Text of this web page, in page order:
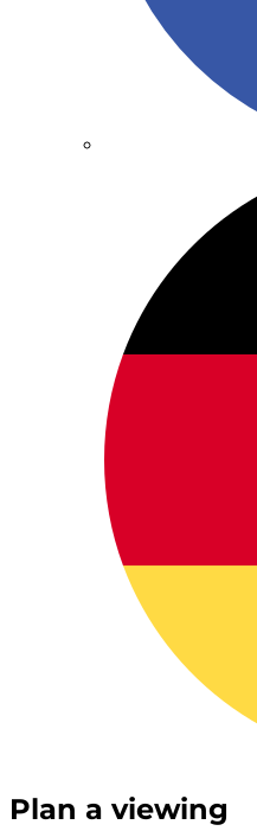
Plan a viewing